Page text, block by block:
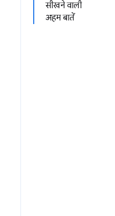
सीखने वाली
अहम बातें